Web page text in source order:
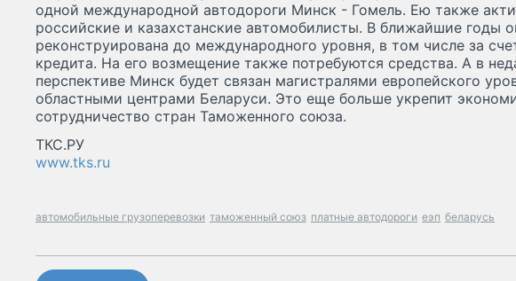
одной международной автодороги Минск - Гомель. Ею также
российские и казахстанские автомобилисты. В ближайшие годы
реконструирована до международного уровня, в том числе за
кредита. На его возмещение также потребуются средства. А в
перспективе Минск будет связан магистралями европейского
областными центрами Беларуси. Это еще больше укрепит
сотрудничество стран Таможенного союза.
ТКС.РУ
www.tks.ru
автомобильные грузоперевозки таможенный союз платные автодороги еэп беларусь